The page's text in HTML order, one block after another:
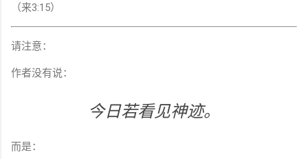
（来3:15）
请注意：
作者没有说：
今日若看见神迹。
而是：